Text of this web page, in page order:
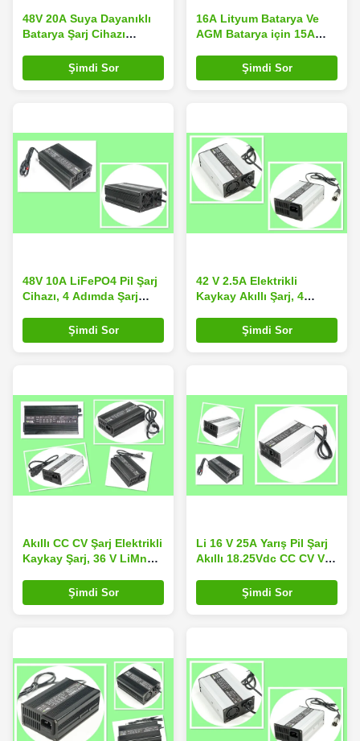
48V 20A Suya Dayanıklı
Batarya Şarj Cihazı
Deniz Bataryası Şarj
Cihazı
Şimdi Sor
16A Lityum Batarya Ve
AGM Batarya için 15A
Şimdi Sor
48V 10A LiFePO4 Pil Şarj
Cihazı, 4 Adımda Şarj
Şarj CihazıŞimdi Sor
42 V 2.5A Elektrikli
Kaykay Akıllı Şarj, 4
90 * 50 MMŞimdi Sor
Akıllı CC CV Şarj Elektrikli
Kaykay Şarj, 36 V LiMnO2
Şimdi Sor
Li 16 V 25A Yarış Pil Şarj
Akıllı 18.25Vdc CC CV Ve
Şimdi Sor